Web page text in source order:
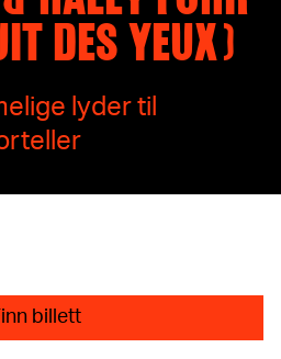
DES YEUX )
lyder til
billett